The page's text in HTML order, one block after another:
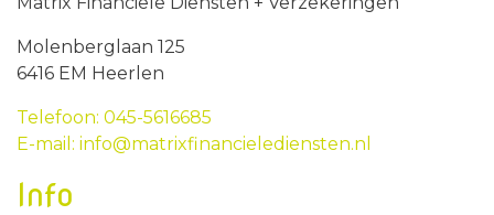
Molenberglaan 125
6416 EM Heerlen
Telefoon: 045-5616685
E-mail: info@matrixfinancielediensten.nl
Info